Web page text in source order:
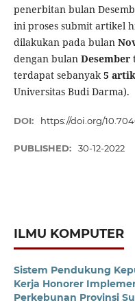
penerbitan bulan
ini proses submit artikel
dilakukan pada bulan
dengan bulan Desember
terdapat sebanyak5
Universitas Budi Darma).
DOI: https://doi.org/
PUBLISHED: 30-12-2022
ILMU KOMPUTER
Sistem Pendukung
Kerja Honorer
Perkebunan Provinsi